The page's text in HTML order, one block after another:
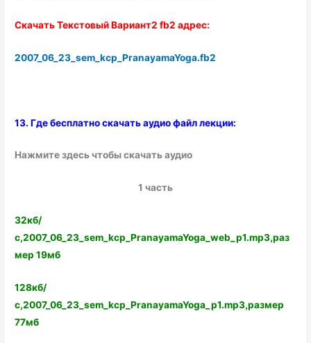
Скачать Текстовый Вариант2 fb2 адрес:
2007_06_23_sem_kcp_PranayamaYoga.fb2
13. Где бесплатно скачать аудио файл лекции:
Нажмите здесь чтобы скачать аудио
1 часть
32кб/
с,2007_06_23_sem_kcp_PranayamaYoga_web_p1.mp3,раз
мер 19мб
128кб/
с,2007_06_23_sem_kcp_PranayamaYoga_p1.mp3,размер
77мб